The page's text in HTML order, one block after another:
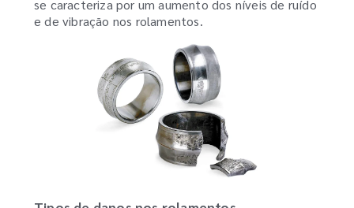
se caracteriza por um aumento dos níveis de ruído
e de vibração nos rolamentos.